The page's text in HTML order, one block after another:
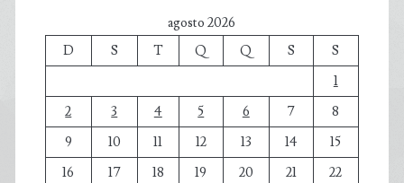
agosto 2026
D
S T Q Q S
S
1
2
3 4 5 6 7
8
9
10 11 12 13 14
15
16
17 18 19 20 21
22